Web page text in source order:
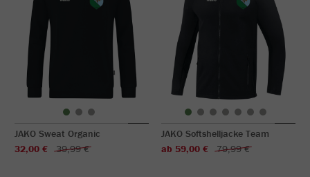
JAKO Sweat Organic
32,00 €
39,99 €
JAKO Softshelljacke Team
ab 59,00 €
79,99 €